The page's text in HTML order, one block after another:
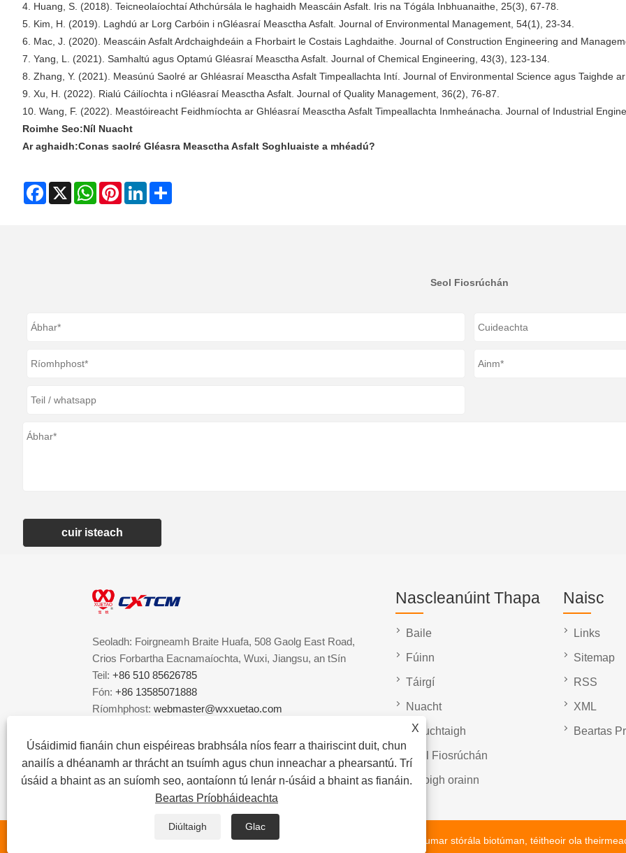
4. Huang, S. (2018). Teicneolaíochtaí Athchúrsála le haghaidh Meascáin Asfalt. Iris na Tógála Inbhuanaithe, 25(3), 67-78.
5. Kim, H. (2019). Laghdú ar Lorg Carbóin i nGléasraí Measctha Asfalt. Journal of Environmental Management, 54(1), 23-34.
6. Mac, J. (2020). Meascáin Asfalt Ardchaighdeáin a Fhorbairt le Costais Laghdaithe. Journal of Construction Engineering and
7. Yang, L. (2021). Samhaltú agus Optamú Gléasraí Measctha Asfalt. Journal of Chemical Engineering, 43(3), 123-134.
8. Zhang, Y. (2021). Measúnú Saolré ar Ghléasraí Measctha Asfalt Timpeallachta Intí. Journal of Environmental Science agus Taighde
9. Xu, H. (2022). Rialú Cáilíochta i nGléasraí Measctha Asfalt. Journal of Quality Management, 36(2), 76-87.
10. Wang, F. (2022). Meastóireacht Feidhmíochta ar Ghléasraí Measctha Asfalt Timpeallachta Inmheánacha. Journal of Industrial
Roimhe Seo:Níl Nuacht
Ar aghaidh:Conas saolré Gléasra Measctha Asfalt Soghluaiste a mhéadú?
Facebook
X WhatsAppPinterestLinkedIn
Seol Fiosrúchán
cuir isteach
X
Úsáidimid fianáin chun eispéireas brabhsála níos fearr a thairiscint duit, chun
anailís a dhéanamh ar thrácht an tsuímh agus chun inneachar a phearsantú. Trí
úsáid a bhaint as an suíomh seo, aontaíonn tú lenár n-úsáid a bhaint as fianáin.
Beartas Príobháideachta
Diúltaigh Glac
Seoladh: Foirgneamh Braite Huafa, 508 Gaolg East Road,
Crios Forbartha Eacnamaíochta, Wuxi, Jiangsu, an tSín
Teil: +86 510 85626785
Fón: +86 13585071888
Ríomhphost: webmaster@wxxuetao.com
Nascleanúint Thapa
Baile
Fúinn
Táirgí
Nuacht
Íosluchtaigh
Seol Fiosrúchán
Glaoigh orainn
Naisc
Links
Sitemap
RSS
XML
Beartas
Cóipcheart © 2023 Wuxi Xuetao Group Co, Ltd. - Gléasra measctha asfalt, umar stórála biotúman, téitheoir ola